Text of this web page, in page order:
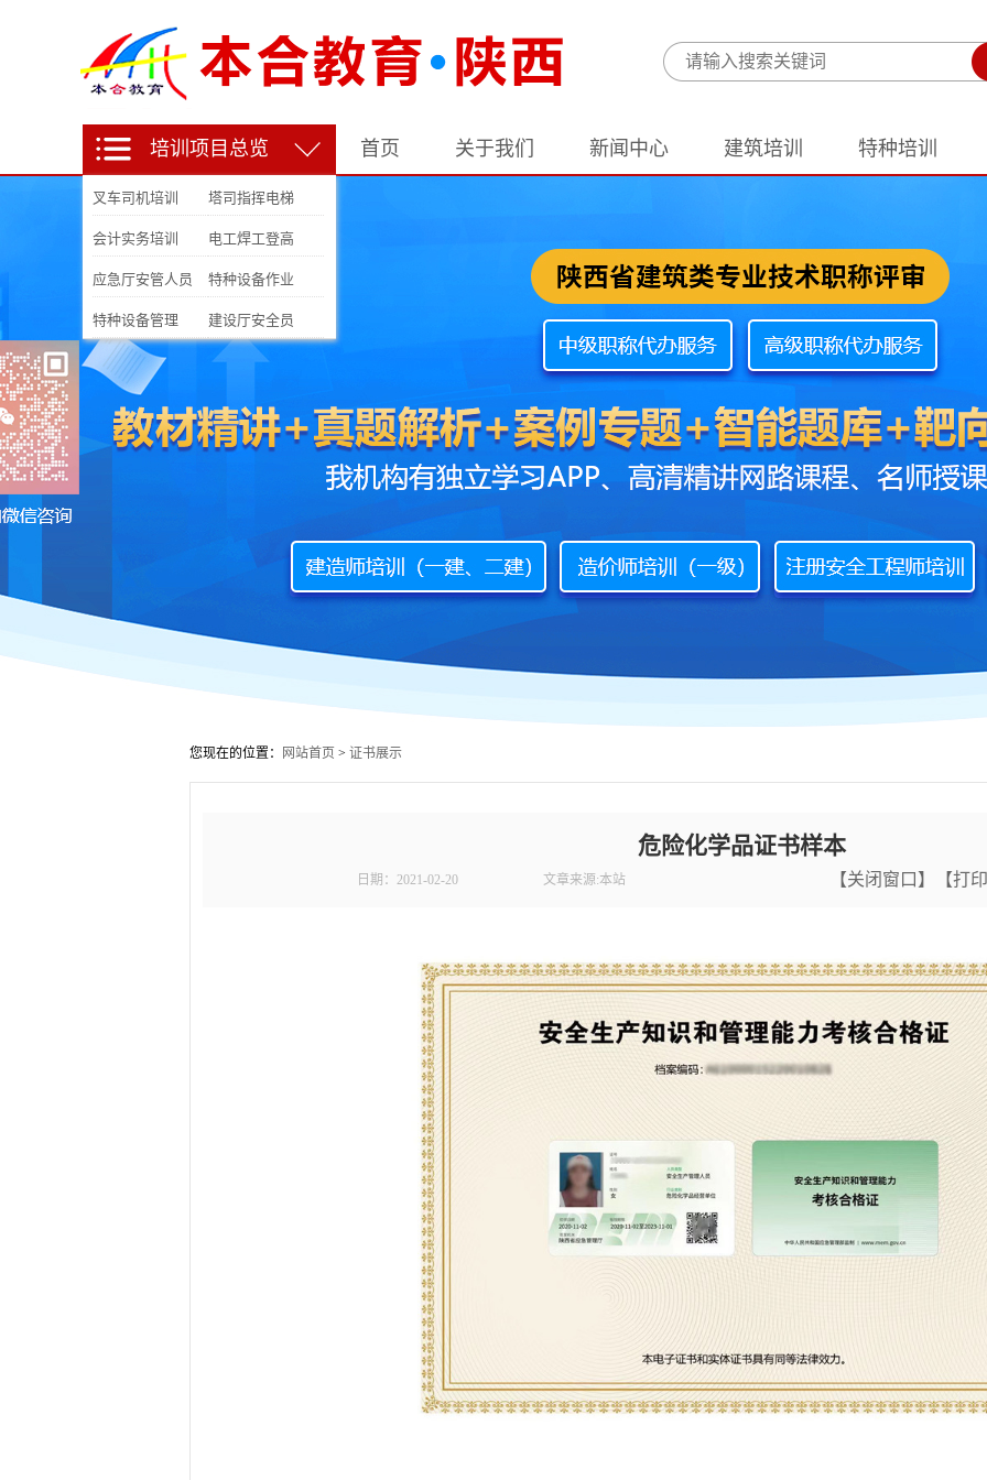
首页 关于我们 新闻中心 建筑培训 特种培训
培训项目总览
叉车司机培训 塔司指挥电梯
会计实务培训 电工焊工登高
应急厅安管人员 特种设备作业
特种设备管理 建设厅安全员
您现在的位置： 网站首页 > 证书展示
【关闭窗口 】【打印
危险化学品证书样本
日期： 2021-02-20 文章来源:本站